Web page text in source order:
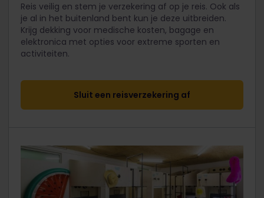
Reis veilig en stem je verzekering af op je reis. Ook als
je al in het buitenland bent kun je deze uitbreiden.
Krijg dekking voor medische kosten, bagage en
elektronica met opties voor extreme sporten en
activiteiten.
Sluit een reisverzekering af